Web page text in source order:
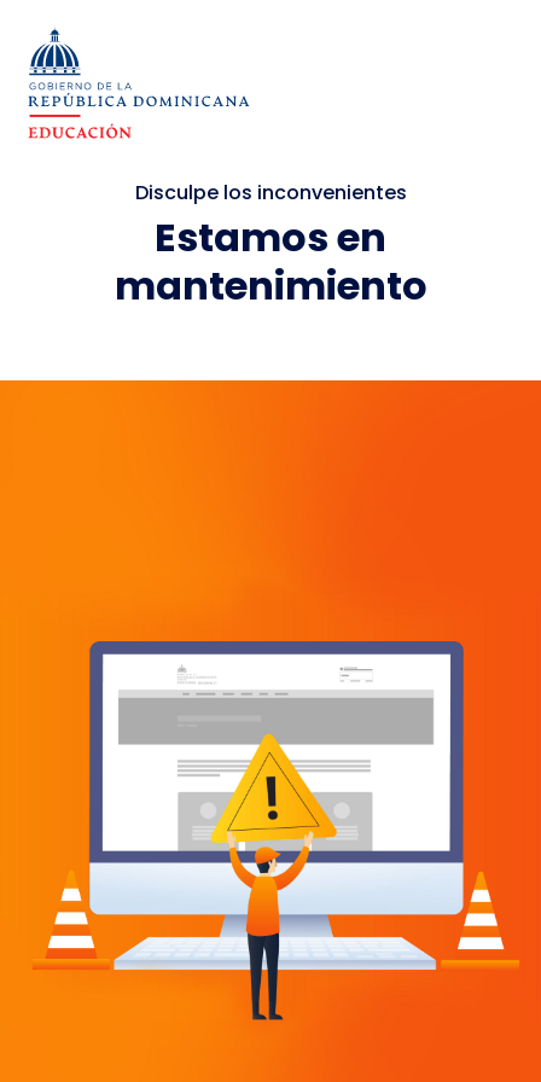
Disculpe los inconvenientes
Estamos en
mantenimiento